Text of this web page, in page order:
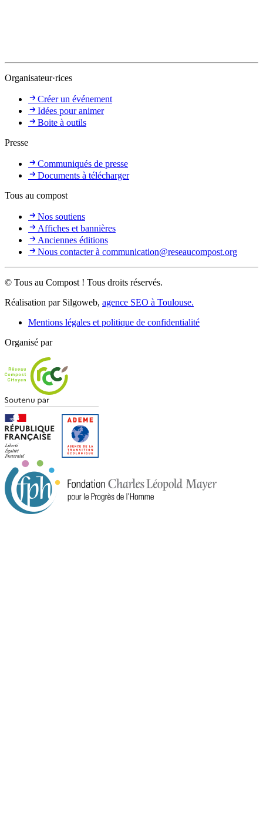
Organisateur·rices
Créer un événement
Idées pour animer
Boite à outils
Presse
Communiqués de presse
Documents à télécharger
Tous au compost
Nos soutiens
Affiches et bannières
Anciennes éditions
Nous contacter à communication@reseaucompost.org
© Tous au Compost ! Tous droits réservés.
Réalisation par Silgoweb, agence SEO à Toulouse.
Mentions légales et politique de confidentialité
Organisé par